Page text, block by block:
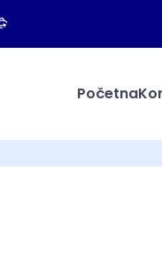
Početna